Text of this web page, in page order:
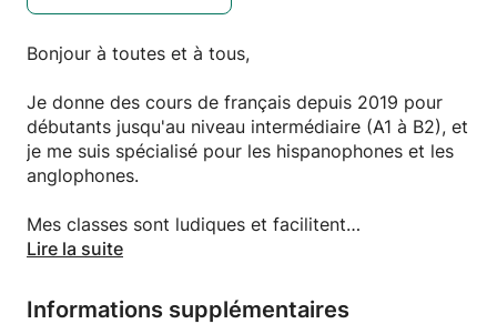
Bonjour à toutes et à tous,
Je donne des cours de français depuis 2019 pour
débutants jusqu'au niveau intermédiaire (A1 à B2), et
je me suis spécialisé pour les hispanophones et les
anglophones.
Mes classes sont ludiques et facilitent
l'apprentissage rapide de la langue française.
Je suis très patient et je m'adapte à chacun de mes
élèves.
Lire la suite
Informations supplémentaires